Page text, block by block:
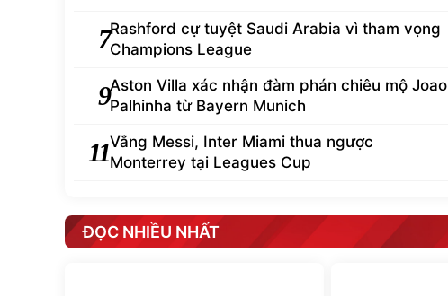
7Rashford cự tuyệt Saudi Arabia vì tham vọng
Champions League
9Aston Villa xác nhận đàm phán chiêu mộ Joao
Palhinha từ Bayern Munich
11Vắng Messi, Inter Miami thua ngược
Monterrey tại Leagues Cup
ĐỌC NHIỀU NHẤT